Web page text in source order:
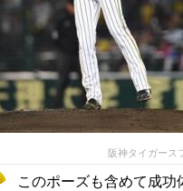
阪神タイガース
このポーズも含めて成功